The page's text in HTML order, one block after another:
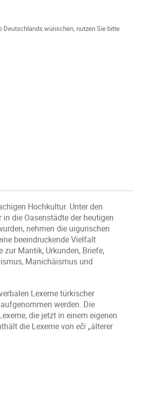
wünschen, nutzen Sie bitte
Hochkultur. Unter den
die Oasenstädte der heutigen
nehmen die uigurischen
beeindruckende Vielfalt
zur Mantik, Urkunden, Briefe,
Manichäismus und
Lexeme türkischer
werden. Die
die jetzt in einem eigenen
die Lexeme von eči „älterer